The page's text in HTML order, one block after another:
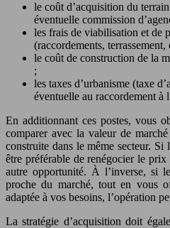
le coût d’acquisition du
éventuelle commission
les frais de viabilisation et de
(raccordements,
le coût de construction de la
;
les taxes d’urbanisme (taxe
éventuelle au raccordement à
En additionnant ces postes, vous
comparer avec la valeur de
construite dans le même secteur.
être préférable de renégocier le
autre opportunité. À l’inverse, si
proche du marché, tout en vous
adaptée à vos besoins, l’opération
La stratégie d’acquisition doit